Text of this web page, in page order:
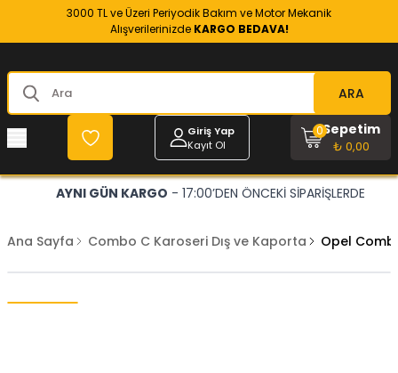
3000 TL ve Üzeri Periyodik Bakım ve Motor Mekanik
Alışverilerinizde KARGO BEDAVA!
ARA
Giriş Yap
Kayıt Ol
Sepetim
₺ 0,00
0
AYNI GÜN KARGO - 17:00’DEN ÖNCEKİ SİPARİŞLERDE
Ana Sayfa Combo C Karoseri Dış ve Kaporta Opel